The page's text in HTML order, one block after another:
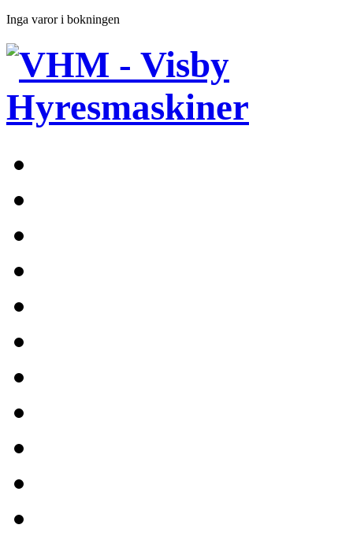
Inga varor i bokningen